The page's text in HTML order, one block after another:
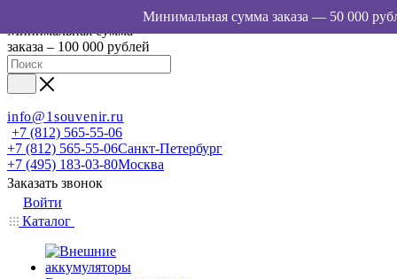
Минимальная сумма
заказа – 100 000 рублей
info@1souvenir.ru
+7 (812) 565-55-06
+7 (812) 565-55-06Санкт-Петербург
+7 (495) 183-03-80Москва
Заказать звонок
Войти
Каталог